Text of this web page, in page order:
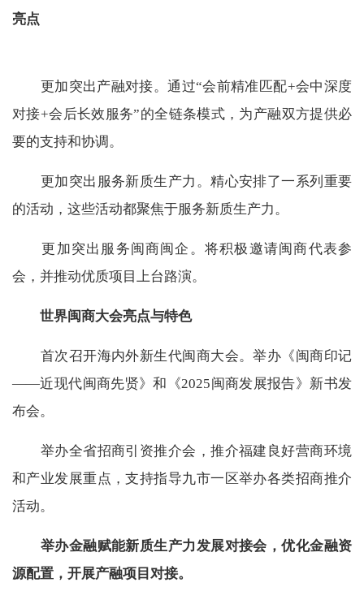
亮点
更加突出产融对接。通过“会前精准匹配+会中深度
对接+会后长效服务”的全链条模式，为产融双方提供必
要的支持和协调。
更加突出服务新质生产力。精心安排了一系列重要
的活动，这些活动都聚焦于服务新质生产力。
更加突出服务闽商闽企。将积极邀请闽商代表参
会，并推动优质项目上台路演。
世界闽商大会亮点与特色
首次召开海内外新生代闽商大会。举办《闽商印记
——近现代闽商先贤》和《2025闽商发展报告》新书发
布会。
举办全省招商引资推介会，推介福建良好营商环境
和产业发展重点，支持指导九市一区举办各类招商推介
活动。
举办金融赋能新质生产力发展对接会，优化金融资
源配置，开展产融项目对接。